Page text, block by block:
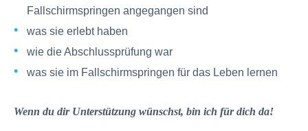
Fallschirmspringen angegangen sind
was sie erlebt haben
wie die Abschlussprüfung war
was sie im Fallschirmspringen für das Leben lernen
Wenn du dir Unterstützung wünschst, bin ich für dich da!